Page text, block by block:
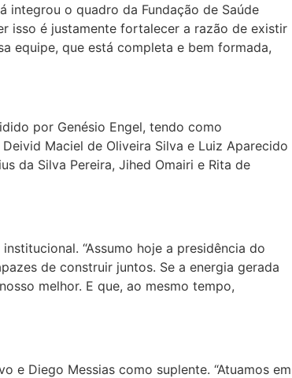
integrou o quadro da Fundação de Saúde
isso é justamente fortalecer a razão de existir
equipe, que está completa e bem formada,
por Genésio Engel, tendo como
Maciel de Oliveira Silva e Luiz Aparecido
da Silva Pereira, Jihed Omairi e Rita de
“Assumo hoje a presidência do
de construir juntos. Se a energia gerada
melhor. E que, ao mesmo tempo,
e Diego Messias como suplente. “Atuamos em